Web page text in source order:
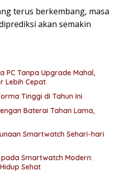
terus berkembang, masa
akan semakin
PC Tanpa Upgrade Mahal,
Lebih Cepat
Tinggi di Tahun Ini
Baterai Tahan Lama,
Smartwatch Sehari-hari
Smartwatch Modern:
Sehat